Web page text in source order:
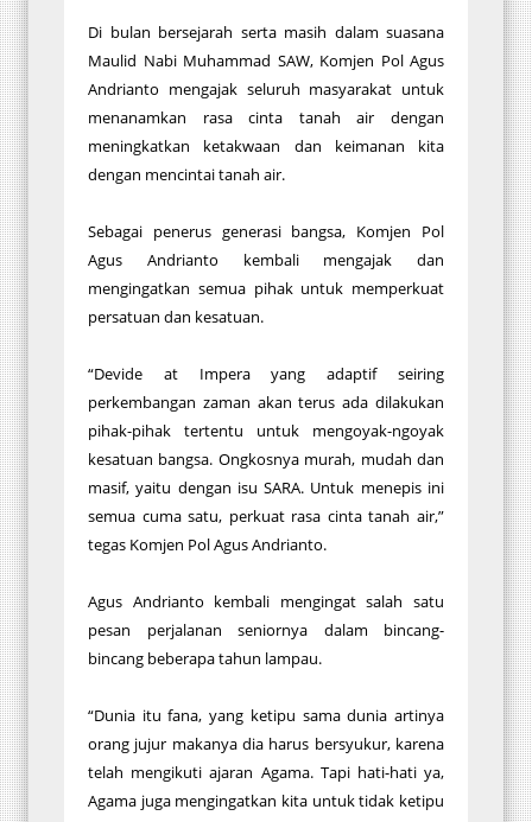
Di bulan bersejarah serta masih dalam suasana
Maulid Nabi Muhammad SAW, Komjen Pol Agus
Andrianto mengajak seluruh masyarakat untuk
menanamkan rasa cinta tanah air dengan
meningkatkan ketakwaan dan keimanan kita
dengan mencintai tanah air.
Sebagai penerus generasi bangsa, Komjen Pol
Agus Andrianto kembali mengajak dan
mengingatkan semua pihak untuk memperkuat
persatuan dan kesatuan.
“Devide at Impera yang adaptif seiring
perkembangan zaman akan terus ada dilakukan
pihak-pihak tertentu untuk mengoyak-ngoyak
kesatuan bangsa. Ongkosnya murah, mudah dan
masif, yaitu dengan isu SARA. Untuk menepis ini
semua cuma satu, perkuat rasa cinta tanah air,”
tegas Komjen Pol Agus Andrianto.
Agus Andrianto kembali mengingat salah satu
pesan perjalanan seniornya dalam bincang-
bincang beberapa tahun lampau.
“Dunia itu fana, yang ketipu sama dunia artinya
orang jujur makanya dia harus bersyukur, karena
telah mengikuti ajaran Agama. Tapi hati-hati ya,
Agama juga mengingatkan kita untuk tidak ketipu